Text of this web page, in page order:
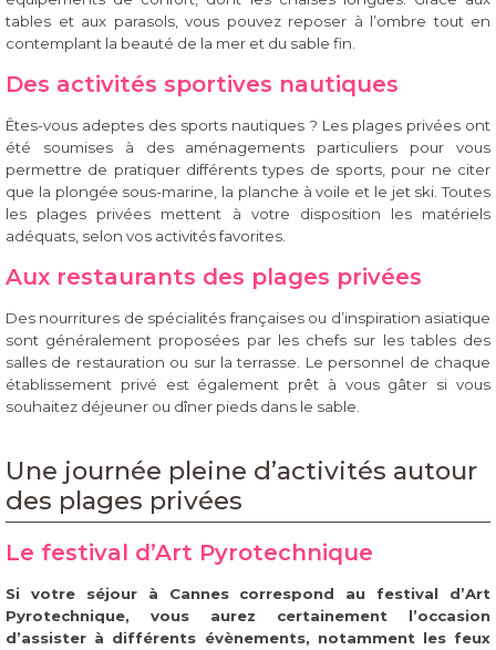
tables et aux parasols, vous pouvez reposer à l’ombre tout en
contemplant la beauté de la mer et du sable fin.
Des activités sportives nautiques
Êtes-vous adeptes des sports nautiques ? Les plages privées ont
été soumises à des aménagements particuliers pour vous
permettre de pratiquer différents types de sports, pour ne citer
que la plongée sous-marine, la planche à voile et le jet ski. Toutes
les plages privées mettent à votre disposition les matériels
adéquats, selon vos activités favorites.
Aux restaurants des plages privées
Des nourritures de spécialités françaises ou d’inspiration asiatique
sont généralement proposées par les chefs sur les tables des
salles de restauration ou sur la terrasse. Le personnel de chaque
établissement privé est également prêt à vous gâter si vous
souhaitez déjeuner ou dîner pieds dans le sable.
Une journée pleine d’activités autour
des plages privées
Le festival d’Art Pyrotechnique
Si votre séjour à Cannes correspond au festival d’Art
Pyrotechnique, vous aurez certainement l’occasion
d’assister à différents évènements, notamment les feux